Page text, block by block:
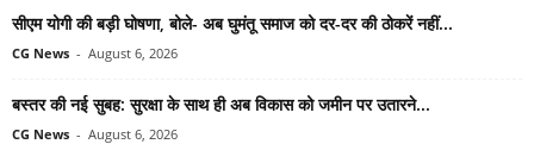
सीएम योगी की बड़ी घोषणा, बोले- अब घुमंतू समाज को दर-दर की ठोकरें नहीं...
CG News - August 6, 2026
बस्तर की नई सुबह: सुरक्षा के साथ ही अब विकास को जमीन पर उतारने...
CG News - August 6, 2026